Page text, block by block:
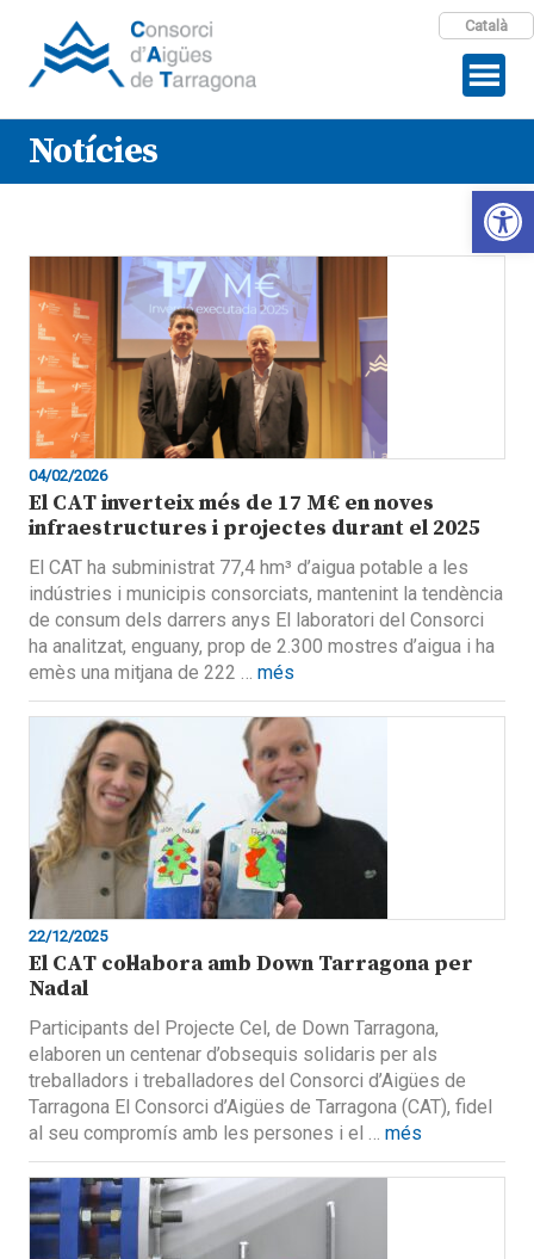
Català
Notícies
04/02/2026
El CAT inverteix més de 17 M€ en noves
infraestructures i projectes durant el 2025
El CAT ha subministrat 77,4 hm³ d’aigua potable a les
indústries i municipis consorciats, mantenint la tendència
de consum dels darrers anys El laboratori del Consorci
ha analitzat, enguany, prop de 2.300 mostres d’aigua i ha
emès una mitjana de 222 … més
22/12/2025
El CAT col·labora amb Down Tarragona per
Nadal
Participants del Projecte Cel, de Down Tarragona,
elaboren un centenar d’obsequis solidaris per als
treballadors i treballadores del Consorci d’Aigües de
Tarragona El Consorci d’Aigües de Tarragona (CAT), fidel
al seu compromís amb les persones i el … més